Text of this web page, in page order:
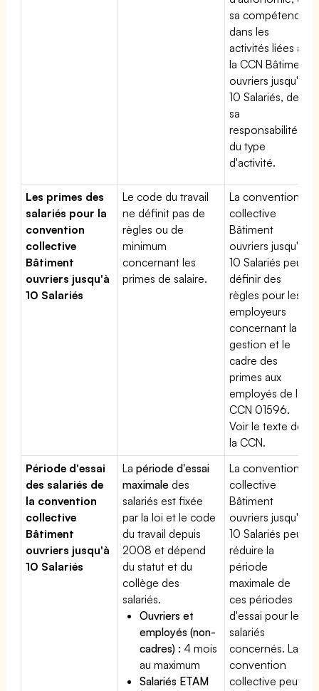
sa compétence
dans les
activités liées à
la CCN Bâtiment
ouvriers jusqu'à
10 Salariés, de
sa
responsabilité et
du type
d'activité.
Les primes des
salariés pour la
convention
collective
Bâtiment
ouvriers jusqu'à
10 Salariés
Le code du travail
ne définit pas de
règles ou de
minimum
concernant les
primes de salaire.
La convention
collective
Bâtiment
ouvriers jusqu'à
10 Salariés peut
définir des
règles pour les
employeurs
concernant la
gestion et le
cadre des
primes aux
employés de la
CCN 01596.
Voir le texte de
la CCN.
Période d'essai
des salariés de
la convention
collective
Bâtiment
ouvriers jusqu'à
10 Salariés
Lapériode d'essai
maximale des
salariés est fixée
par la loi et le code
du travail depuis
2008 et dépend
du statut et du
collège des
salariés.
Ouvriers et
employés (non-
cadres) : 4 mois
au maximum
Salariés ETAM
La convention
collective
Bâtiment
ouvriers jusqu'à
10 Salariés peut
réduire la
période
maximale de
ces périodes
d'essai pour les
salariés
concernés. La
convention
collective peut